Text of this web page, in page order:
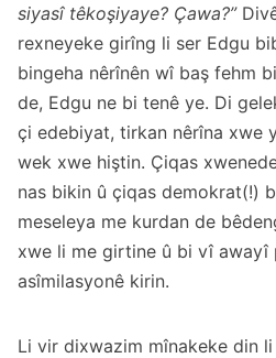
siyasî têkoşiyaye? Çawa?”
rexneyeke girîng li ser Edgu
bingeha nêrînên wî baş fehm
de, Edgu ne bi tenê ye. Di
çi edebiyat, tirkan nêrîna xwe
wek xwe hiştin. Çiqas
nas bikin û çiqas demokrat(!)
meseleya me kurdan de
xwe li me girtine û bi vî awayî
asîmilasyonê kirin.
Li vir dixwazim mînakeke din